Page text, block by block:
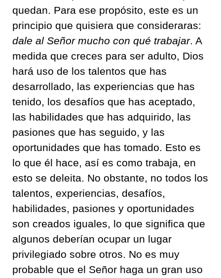
quedan. Para ese propósito, este es un
principio que quisiera que consideraras:
dale al Señor mucho con qué trabajar. A
medida que creces para ser adulto, Dios
hará uso de los talentos que has
desarrollado, las experiencias que has
tenido, los desafíos que has aceptado,
las habilidades que has adquirido, las
pasiones que has seguido, y las
oportunidades que has tomado. Esto es
lo que él hace, así es como trabaja, en
esto se deleita. No obstante, no todos los
talentos, experiencias, desafíos,
habilidades, pasiones y oportunidades
son creados iguales, lo que significa que
algunos deberían ocupar un lugar
privilegiado sobre otros. No es muy
probable que el Señor haga un gran uso